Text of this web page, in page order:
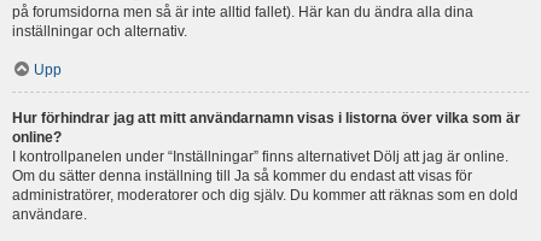
på forumsidorna men så är inte alltid fallet). Här kan du ändra alla dina
inställningar och alternativ.
Upp
Hur förhindrar jag att mitt användarnamn visas i listorna över vilka som är
online?
I kontrollpanelen under “Inställningar” finns alternativet Dölj att jag är online.
Om du sätter denna inställning till Ja så kommer du endast att visas för
administratörer, moderatorer och dig själv. Du kommer att räknas som en dold
användare.